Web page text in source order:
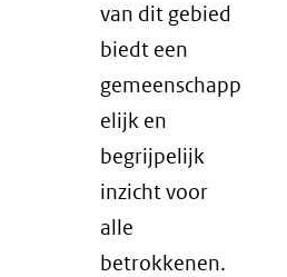
van dit gebied
biedt een
gemeenschapp
elijk en
begrijpelijk
inzicht voor
alle
betrokkenen.